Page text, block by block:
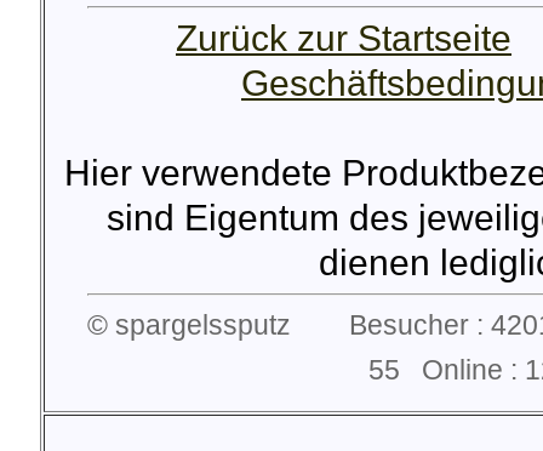
Zurück zur Startseite
Hier verwendete
sind Eigentum des
dienen
© spargelssputz Besucher :
55 Online